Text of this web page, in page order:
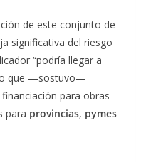
de este conjunto de
significativa del riesgo
“podría llegar a
que —sostuvo—
para obras
para provincias, pymes